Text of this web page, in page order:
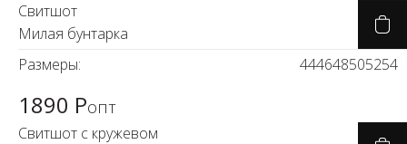
Свитшот
Милая бунтарка
Размеры:
444648505254
1890 Ропт
Свитшот с кружевом